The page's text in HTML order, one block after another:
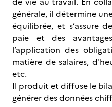
générale, il détermine
équilibrée, et s’assure
paie et des
l’application des
matière de salaires,
etc.
Il produit et diffuse le
générer des données